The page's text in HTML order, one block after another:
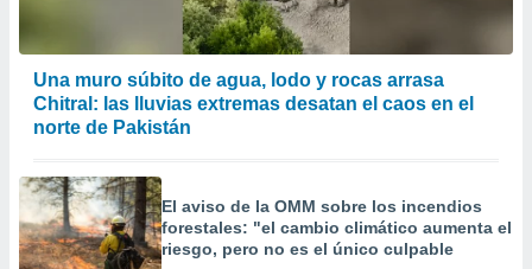
Una muro súbito de agua, lodo y rocas arrasa
Chitral: las lluvias extremas desatan el caos en el
norte de Pakistán
El aviso de la OMM sobre los incendios
forestales: "el cambio climático aumenta el
riesgo, pero no es el único culpable